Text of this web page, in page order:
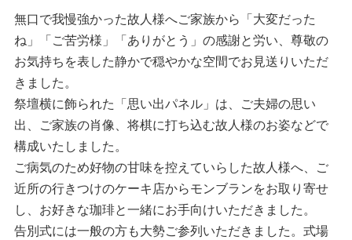
無口で我慢強かった故人様へご家族から「大変だった
ね」「ご苦労様」「ありがとう」の感謝と労い、尊敬の
お気持ちを表した静かで穏やかな空間でお見送りいただ
きました。
祭壇横に飾られた「思い出パネル」は、ご夫婦の思い
出、ご家族の肖像、将棋に打ち込む故人様のお姿などで
構成いたしました。
ご病気のため好物の甘味を控えていらした故人様へ、ご
近所の行きつけのケーキ店からモンブランをお取り寄せ
し、お好きな珈琲と一緒にお手向けいただきました。
告別式には一般の方も大勢ご参列いただきました。式場